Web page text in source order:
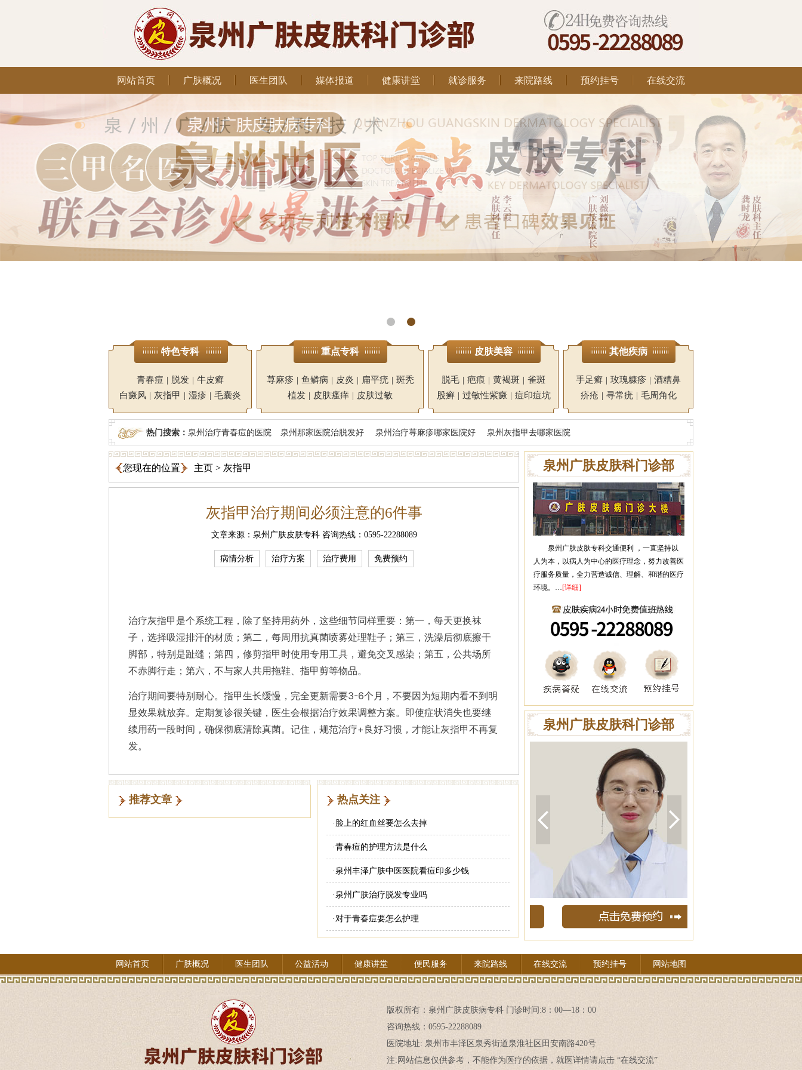
网站首页 广肤概况 医生团队 媒体报道 健康讲堂 就诊服务 来院路线 预约挂号 在线交流
特色专科
青春痘 | 脱发 | 牛皮癣
白癜风 | 灰指甲 | 湿疹 | 毛囊炎
重点专科
荨麻疹 | 鱼鳞病 | 皮炎 | 扁平疣 | 斑秃
植发 | 皮肤瘙痒 | 皮肤过敏
皮肤美容
脱毛 | 疤痕 | 黄褐斑 | 雀斑
股癣 | 过敏性紫癜 | 痘印痘坑
其他疾病
手足癣 | 玫瑰糠疹 | 酒糟鼻
疥疮 | 寻常疣 | 毛周角化
热门搜索： 泉州治疗青春痘的医院 泉州那家医院治脱发好 泉州治疗荨麻疹哪家医院好 泉州灰指甲去哪家医院
您现在的位置 主页 > 灰指甲
灰指甲治疗期间必须注意的6件事
文章来源：泉州广肤皮肤专科 咨询热线：0595-22288089
病情分析 治疗方案 治疗费用 免费预约
治疗灰指甲是个系统工程，除了坚持用药外，这些细节同样重要：第一，每天更换袜
子，选择吸湿排汗的材质；第二，每周用抗真菌喷雾处理鞋子；第三，洗澡后彻底擦干
脚部，特别是趾缝；第四，修剪指甲时使用专用工具，避免交叉感染；第五，公共场所
不赤脚行走；第六，不与家人共用拖鞋、指甲剪等物品。
治疗期间要特别耐心。指甲生长缓慢，完全更新需要3-6个月，不要因为短期内看不到明
显效果就放弃。定期复诊很关键，医生会根据治疗效果调整方案。即使症状消失也要继
续用药一段时间，确保彻底清除真菌。记住，规范治疗+良好习惯，才能让灰指甲不再复
发。
推荐文章 热点关注
· 脸上的红血丝要怎么去掉
·青春痘的护理方法是什么
· 泉州丰泽广肤中医医院看痘印多少钱
· 泉州广肤治疗脱发专业吗
· 对于青春痘要怎么护理
泉州广肤皮肤科门诊部
泉州广肤皮肤专科交通便利 ，一直坚持以
人为本，以病人为中心的医疗理念，努力改善医
疗服务质量，全力营造诚信、理解、和谐的医疗
环境。…[详细]
泉州广肤皮肤科门诊部
网站首页 广肤概况 医生团队 公益活动 健康讲堂 便民服务 来院路线 在线交流 预约挂号 网站地图
版权所有： 泉州广肤皮肤病专科 门诊时间:8：00—18：00
咨询热线：0595-22288089
医院地址: 泉州市丰泽区泉秀街道泉淮社区田安南路420号
注:网站信息仅供参考，不能作为医疗的依据，就医详情请点击 “在线交流”